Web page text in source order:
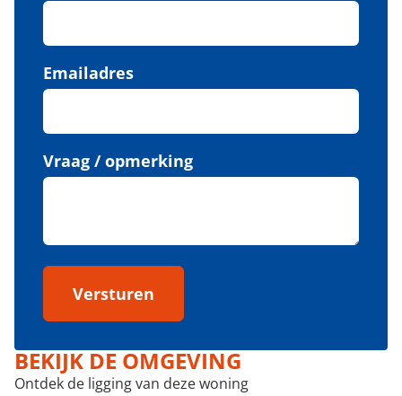
Emailadres
Vraag / opmerking
Versturen
BEKIJK DE OMGEVING
Ontdek de ligging van deze woning